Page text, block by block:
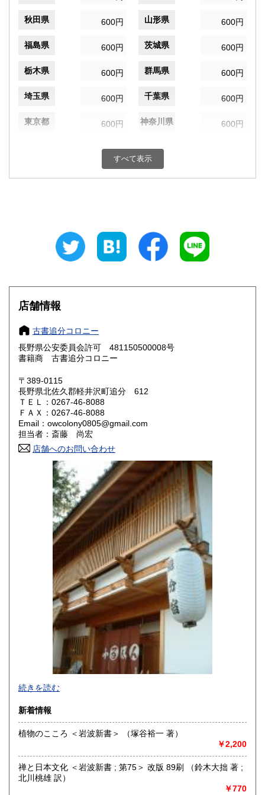
秋田県 600円 山形県 600円
福島県 600円 茨城県 600円
栃木県 600円 群馬県 600円
埼玉県 600円 千葉県 600円
東京都 600円 神奈川県 600円
600円 富山県
600円 三重県
大阪府
奈良県
鳥取県 600円 島根県
岡山県
山口県 600円
香川県 600円 愛媛県
高知県 600円
600円 長崎県
600円 大分県
600円 鹿児島県
600円
すべて表示
店舗情報
古書追分コロニー
長野県公安委員会許可 481150500008号
書籍商 古書追分コロニー
〒389-0115
長野県北佐久郡軽井沢町追分 612
ＴＥＬ：0267-46-8088
ＦＡＸ：0267-46-8088
Email：owcolony0805@gmail.com
担当者：斎藤 尚宏
店舗へのお問い合わせ
追分コロニーは「豊かな暮らし」をテーマにした「村の古本
屋」です。人が精神的に豊かな生活を送るための 様々な遊び
的「衣・食・住、アート、音楽、旅、 趣味、健康、文芸、経
済、社会、哲学、政治」 等の幅広いテーマを扱います。
続きを読む
新着情報
植物のこころ ＜岩波新書＞ （塚谷裕一 著）
￥2,200
禅と日本文化 ＜岩波新書 ; 第75＞ 改版 89刷 （鈴木大拙 著 ;
北川桃雄 訳）
￥770